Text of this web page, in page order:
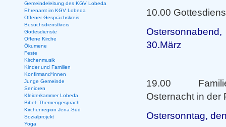
10.00
19.00
Osternacht in der
Ostersonntag,
Gemeindeleitung des KGV Lobeda
Ehrenamt im KGV Lobeda
Offener Gesprächskreis
Besuchsdienstkreis
Gottesdienste
Offene Kirche
Ökumene
Feste
Kirchenmusik
Kinder und Familien
Konfirmand*innen
Junge Gemeinde
Senioren
Kleiderkammer Lobeda
Bibel- Themengespräch
Kirchenregion Jena-Süd
Sozialprojekt
Yoga